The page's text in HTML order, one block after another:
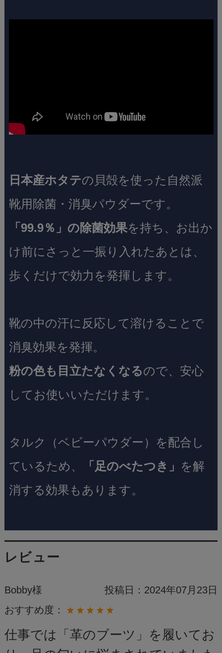
日本産ホタテの貝殻を使った自然派
靴用除菌・消臭パウダーです。
「99.9％」の除菌効果を持ち、お出か
け前にさっと一振り入れたあとは、
歩くだけで効力を発揮します。
靴の中の汗に反応して溶けることで
消臭効果を発揮。
粉の色も目立たなくなるので、安心
してお使いいただけます。
タルク（ベビーパウダー）を配合し
ているため、
「足のべたつき」 を解
消する効果もあります。
レビュー
Bobby様 投稿日： 2024年07月23日
おすすめ度：
仕事では「革のブーツ」を履いてお